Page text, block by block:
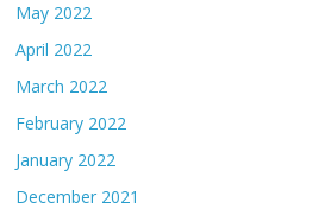
May 2022
April 2022
March 2022
February 2022
January 2022
December 2021